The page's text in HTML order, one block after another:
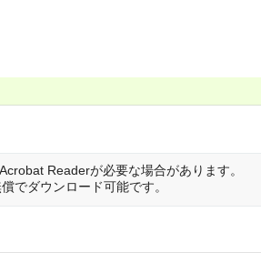
Readerが必要な場合があります。
でダウンロード可能です。